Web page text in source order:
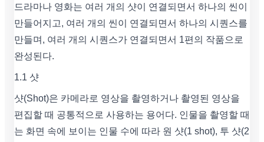
드라마나 영화는 여러 개의 샷이 연결되면서 하나의 씬이
만들어지고, 여러 개의 씬이 연결되면서 하나의 시퀀스를
만들며, 여러 개의 시퀀스가 연결되면서 1편의 작품으로
완성된다.
1.1 샷
샷(Shot)은 카메라로 영상을 촬영하거나 촬영된 영상을
편집할 때 공통적으로 사용하는 용어다. 인물을 촬영할 때
는 화면 속에 보이는 인물 수에 따라 원 샷(1 shot), 투 샷(2